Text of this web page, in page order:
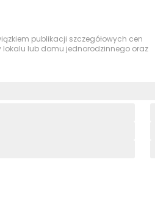
publikacji szczegółowych cen
lokalu lub domu jednorodzinnego oraz